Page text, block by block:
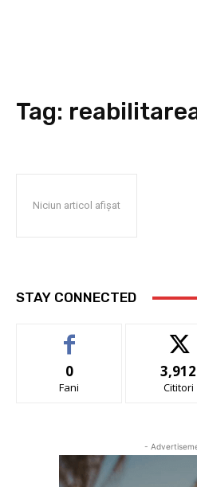
Tag:
Niciun articol afișat
STAY CONNECTED
0
Fani
3,912
Cititori
-